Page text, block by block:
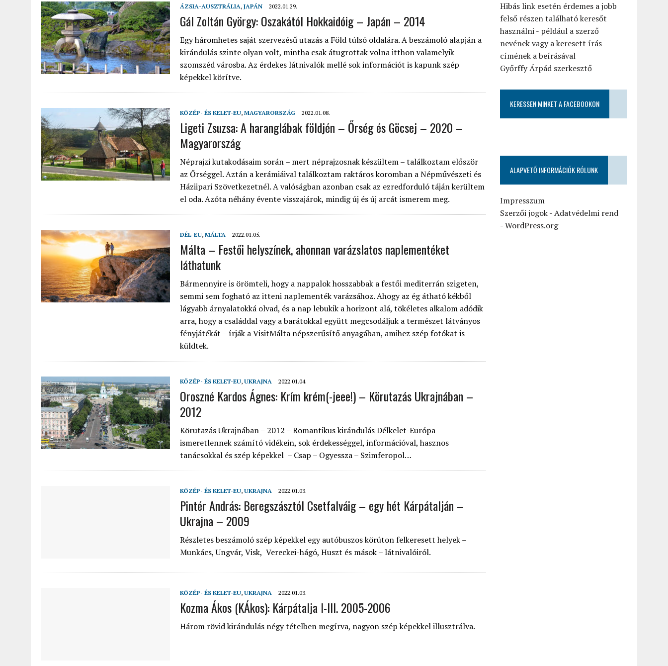
ÁZSIA-AUSZTRÁLIA, JAPÁN 2022.01.29.
Gál Zoltán György: Oszakától Hokkaidóig – Japán – 2014
Egy háromhetes saját szervezésű utazás a Föld túlsó oldalára. A beszámoló alapján a
kirándulás szinte olyan volt, mintha csak átugrottak volna itthon valamelyik
szomszéd városba. Az érdekes látnivalók mellé sok információt is kapunk szép
képekkel körítve.
KÖZÉP- ÉS KELET-EU, MAGYARORSZÁG 2022.01.08.
Ligeti Zsuzsa: A haranglábak földjén – Őrség és Göcsej – 2020 –
Magyarország
Néprajzi kutakodásaim során – mert néprajzosnak készültem – találkoztam először
az Őrséggel. Aztán a kerámiáival találkoztam raktáros koromban a Népművészeti és
Háziipari Szövetkezetnél. A valóságban azonban csak az ezredforduló táján kerültem
el oda. Azóta néhány évente visszajárok, mindig új és új arcát ismerem meg.
DÉL-EU, MÁLTA 2022.01.05.
Málta – Festői helyszínek, ahonnan varázslatos naplementéket
láthatunk
Bármennyire is örömteli, hogy a nappalok hosszabbak a festői mediterrán szigeten,
semmi sem fogható az itteni naplementék varázsához. Ahogy az ég átható kékből
lágyabb árnyalatokká olvad, és a nap lebukik a horizont alá, tökéletes alkalom adódik
arra, hogy a családdal vagy a barátokkal együtt megcsodáljuk a természet látványos
fényjátékát – írják a VisitMálta népszerűsítő anyagában, amihez szép fotókat is
küldtek.
KÖZÉP- ÉS KELET-EU, UKRAJNA 2022.01.04.
Oroszné Kardos Ágnes: Krím krém(-jeee!) – Körutazás Ukrajnában –
2012
Körutazás Ukrajnában – 2012 – Romantikus kirándulás Délkelet-Európa
ismeretlennek számító vidékein, sok érdekességgel, információval, hasznos
tanácsokkal és szép képekkel – Csap – Ogyessza – Szimferopol…
KÖZÉP- ÉS KELET-EU, UKRAJNA 2022.01.03.
Pintér András: Beregszásztól Csetfalváig – egy hét Kárpátalján –
Ukrajna – 2009
Részletes beszámoló szép képekkel egy autóbuszos körúton felkeresett helyek –
Munkács, Ungvár, Visk, Vereckei-hágó, Huszt és mások – látnivalóiról.
KÖZÉP- ÉS KELET-EU, UKRAJNA 2022.01.03.
Kozma Ákos (KÁkos): Kárpátalja I-III. 2005-2006
Három rövid kirándulás négy tételben megírva, nagyon szép képekkel illusztrálva.
Hibás link esetén érdemes a jobb
felső részen található keresőt
használni - például a szerző
nevének vagy a keresett írás
címének a beírásával
Győrffy Árpád szerkesztő
KERESSEN MINKET A FACEBOOKON
ALAPVETŐ INFORMÁCIÓK RÓLUNK
Impresszum
Szerzői jogok-Adatvédelmi rend
-WordPress.org